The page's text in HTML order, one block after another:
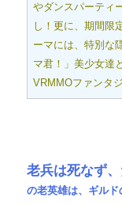
やダンスパーティ
し！更に、期間限
ーマには、特別な
マ君！」美少女達
VRMMOファンタ
老兵は死なず
の老英雄は、ギル